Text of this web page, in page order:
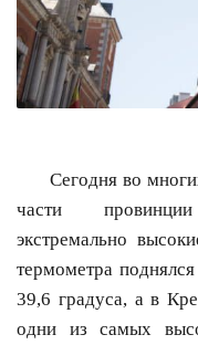
Сегодня во
части
экстремально
термометра
39,6 градуса, а в
одни из самых